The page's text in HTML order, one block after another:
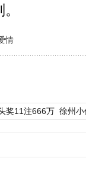
情
奖11注666万 徐州